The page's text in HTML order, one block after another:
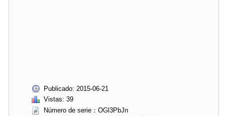
Publicado: 2015-06-21
Vistas: 39
Número de serie：OGl3PbJn